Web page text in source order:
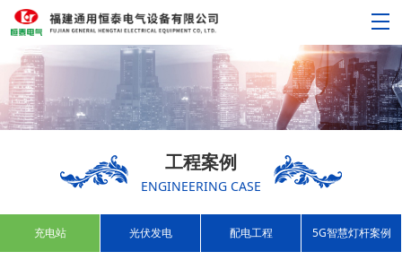
工程案例
ENGINEERING CASE
充电站 光伏发电 配电工程 5G智慧灯杆案例